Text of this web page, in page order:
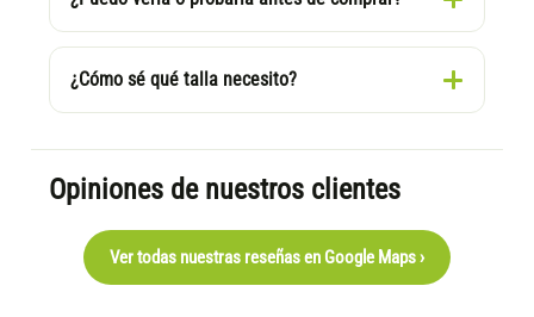
¿Cómo sé qué talla necesito?
Opiniones de nuestros clientes
Ver todas nuestras reseñas en Google Maps ›